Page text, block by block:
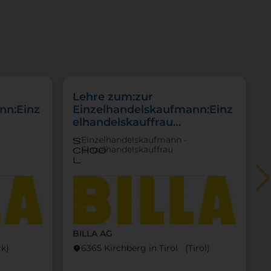
BILLA AG
location_on6365 Kirchberg in Tirol (Tirol)
Lehre zum:zur
Einzelhandelskaufmann:Einz
elhandelskauffrau
Schwerpunkt Lebensmittel
s
choo
l
Einzelhandelskaufmann -
Einzelhandelskauffrau